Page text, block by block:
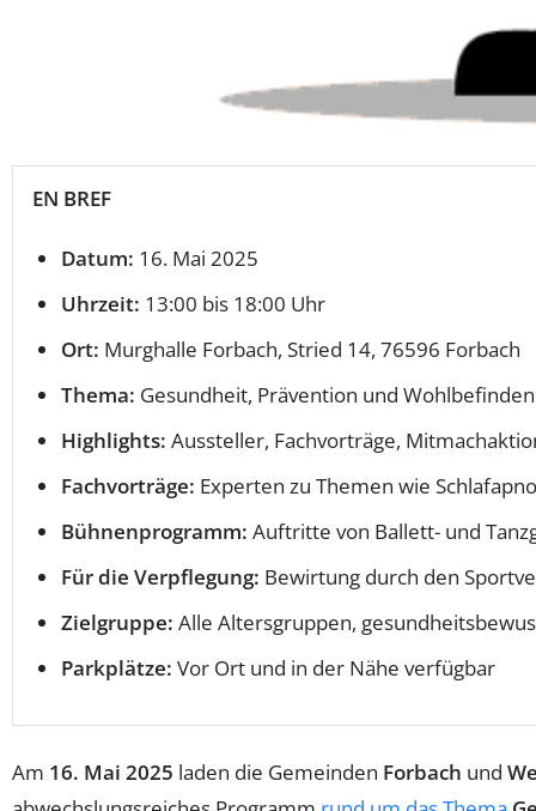
EN BREF
Datum: 16. Mai 2025
Uhrzeit: 13:00 bis 18:00 Uhr
Ort: Murghalle Forbach, Stried 14, 76596 Forbach
Thema: Gesundheit, Prävention und Wohlbefinden
Highlights: Aussteller, Fachvorträge,
Fachvorträge: Experten zu Themen wie
Bühnenprogramm: Auftritte von Ballett- und
Für die Verpflegung: Bewirtung durch den
Zielgruppe: Alle Altersgruppen,
Parkplätze: Vor Ort und in der Nähe verfügbar
Am 16. Mai 2025 laden die Gemeinden Forbach und